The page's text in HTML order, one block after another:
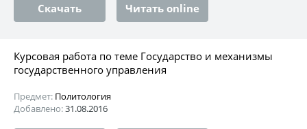
Скачать Читать online
Курсовая работа по теме Государство и механизмы
государственного управления
Предмет: Политология
Добавлено:31.08.2016